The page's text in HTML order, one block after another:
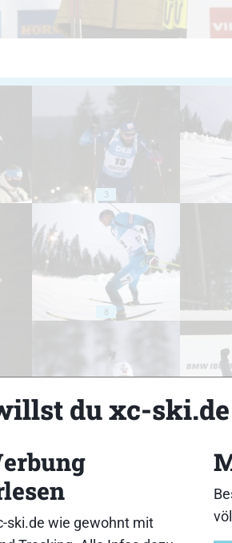
3
8
du xc-ski.de
ski.de wie gewohnt mit